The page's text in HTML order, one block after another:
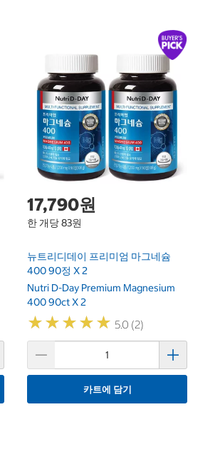
17,790원
한 개당 83원
뉴트리디데이 프리미엄 마그네슘
400 90정 X 2
Nutri D-Day Premium Magnesium
400 90ct X 2
★★★★★
★★★★★ 5.0 (2)
카트에 담기